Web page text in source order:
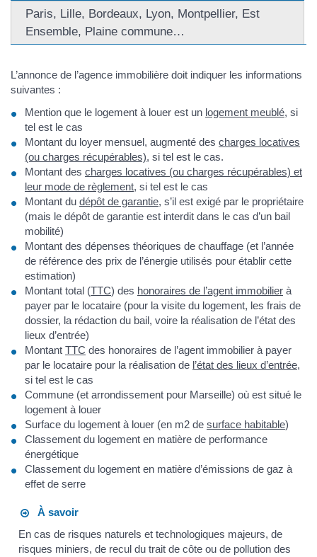
Paris, Lille, Bordeaux, Lyon, Montpellier, Est
Ensemble, Plaine commune…
L’annonce de l’agence immobilière doit indiquer les informations
suivantes :
Mention que le logement à louer est un logement meublé, si
tel est le cas
Montant du loyer mensuel, augmenté des charges locatives
(ou charges récupérables), si tel est le cas.
Montant des charges locatives (ou charges récupérables) et
leur mode de règlement, si tel est le cas
Montant du dépôt de garantie, s’il est exigé par le propriétaire
(mais le dépôt de garantie est interdit dans le cas d’un bail
mobilité)
Montant des dépenses théoriques de chauffage (et l’année
de référence des prix de l’énergie utilisés pour établir cette
estimation)
Montant total (TTC) des honoraires de l’agent immobilier à
payer par le locataire (pour la visite du logement, les frais de
dossier, la rédaction du bail, voire la réalisation de l’état des
lieux d’entrée)
Montant TTC des honoraires de l’agent immobilier à payer
par le locataire pour la réalisation de l’état des lieux d’entrée,
si tel est le cas
Commune (et arrondissement pour Marseille) où est situé le
logement à louer
Surface du logement à louer (en m2 de surface habitable)
Classement du logement en matière de performance
énergétique
Classement du logement en matière d’émissions de gaz à
effet de serre
À savoir
En cas de risques naturels et technologiques majeurs, de
risques miniers, de recul du trait de côte ou de pollution des